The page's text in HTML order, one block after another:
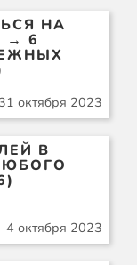
НА
→ 6
31 октября 2023
В
4 октября 2023